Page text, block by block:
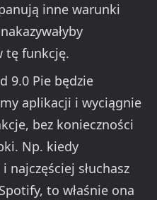
inne warunki
tę funkcję.
9.0 Pie będzie
aplikacji i wyciągnie
bez konieczności
Np. kiedy
najczęściej słuchasz
to właśnie ona